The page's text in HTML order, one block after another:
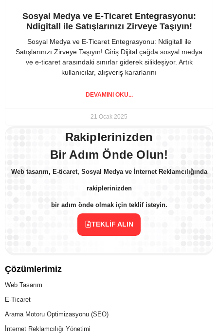
Sosyal Medya ve E-Ticaret Entegrasyonu:
Ndigitall ile Satışlarınızı Zirveye Taşıyın!
Sosyal Medya ve E-Ticaret Entegrasyonu: Ndigitall ile
Satışlarınızı Zirveye Taşıyın! Giriş Dijital çağda sosyal medya
ve e-ticaret arasındaki sınırlar giderek silikleşiyor. Artık
kullanıcılar, alışveriş kararlarını
DEVAMINI OKU...
21 Ocak 2025
Rakiplerinizden
Bir Adım Önde Olun!
Web tasarım, E-ticaret, Sosyal Medya ve İnternet Reklamcılığında
rakiplerinizden
bir adım önde olmak için teklif isteyin.
TEKLIF ALIN
Çözümlerimiz
Web Tasarım
E-Ticaret
Arama Motoru Optimizasyonu (SEO)
İnternet Reklamcılığı Yönetimi